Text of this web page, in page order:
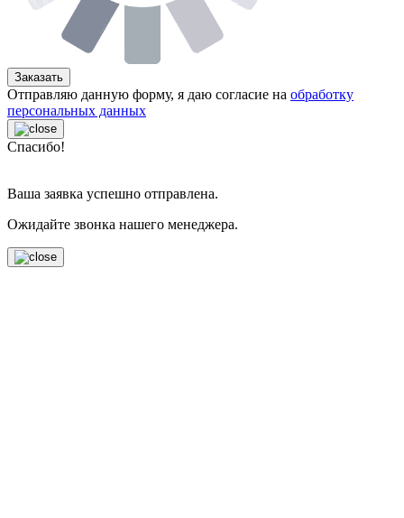
Заказать
Отправляю данную форму, я даю согласие на обработку
персональных данных
Спасибо!
Ваша заявка успешно отправлена.
Ожидайте звонка нашего менеджера.